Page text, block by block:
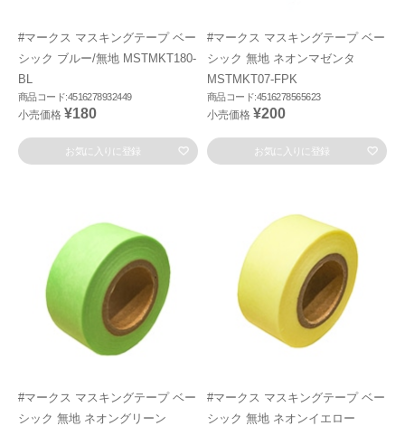
#マークス マスキングテープ ベー
シック ブルー/無地 MSTMKT180-
BL
商品コード:4516278932449
小売価格 ¥180
お気に入りに登録
#マークス マスキングテープ ベー
シック 無地 ネオンマゼンタ
MSTMKT07-FPK
商品コード:4516278565623
小売価格 ¥200
お気に入りに登録
#マークス マスキングテープ ベー
シック 無地 ネオングリーン
#マークス マスキングテープ ベー
シック 無地 ネオンイエロー